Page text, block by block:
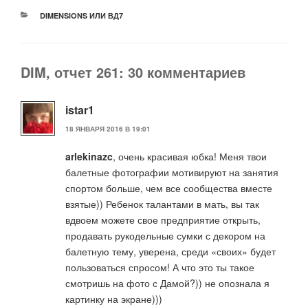
РУБРИКИ
DIMENSIONS ИЛИ ВД7
DIM, отчет 261: 30 комментариев
istar1
18 ЯНВАРЯ 2016 В 19:01
arlekinazc, очень красивая юбка! Меня твои
балетные фотографии мотивируют на занятия
спортом больше, чем все сообщества вместе
взятые)) Ребенок талантами в мать, вы так
вдвоем можете свое предприятие открыть,
продавать рукодельные сумки с декором на
балетную тему, уверена, среди «своих» будет
пользоваться спросом! А что это ты такое
смотришь на фото с Дамой?)) не опознала я
картинку на экране)))